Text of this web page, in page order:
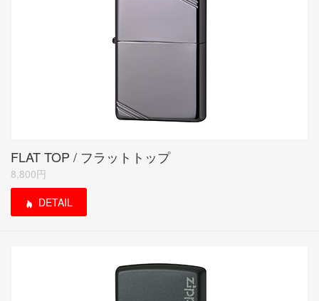
FLAT TOP / フラットトップ
8,800円
DETAIL